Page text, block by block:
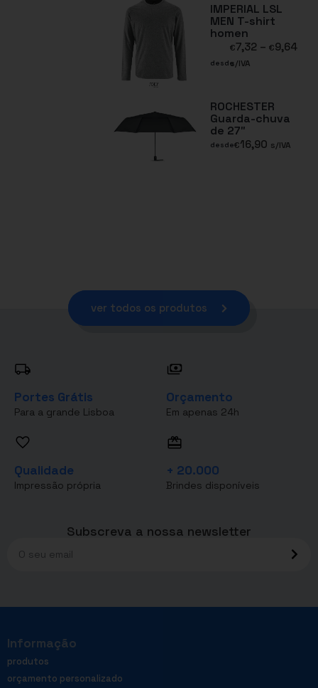
IMPERIAL LSL
MEN T-shirt
homen
desde
€7,32 – €9,64
s/IVA
ROCHESTER
Guarda-chuva
de 27″
desde€16,90 s/IVA
ver todos os produtos
Portes Grátis
Para a grande Lisboa
Orçamento
Em apenas 24h
Qualidade
Impressão própria
+ 20.000
Brindes disponíveis
Subscreva a nossa newsletter
Informação
produtos
orçamento personalizado